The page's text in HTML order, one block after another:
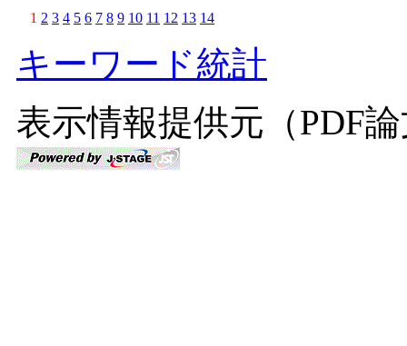
1 2 3 4 5 6 7 8 9 10 11 12 13 14
キーワード統計
表示情報提供元（PDF